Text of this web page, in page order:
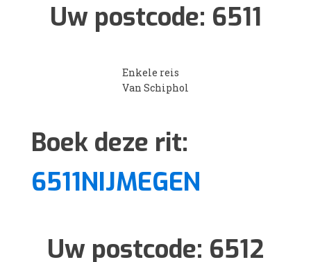
Uw postcode: 6511
Enkele reis
Van Schiphol
Boek deze rit:
6511NIJMEGEN
Uw postcode: 6512